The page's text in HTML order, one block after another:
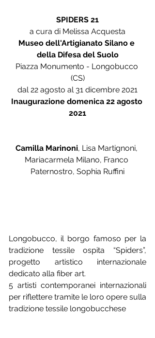
SPIDERS 21
a cura di Melissa Acquesta
Museo dell'Artigianato Silano e
della Difesa del Suolo
Piazza Monumento - Longobucco
(CS)
dal 22 agosto al 31 dicembre 2021
Inaugurazione domenica 22 agosto
2021
Camilla Marinoni, Lisa Martignoni,
Mariacarmela Milano, Franco
Paternostro, Sophia Ruffini
Longobucco, il borgo famoso per la
tradizione tessile ospita “Spiders”,
progetto artistico internazionale
dedicato alla fiber art.
5 artisti contemporanei internazionali
per riflettere tramite le loro opere sulla
tradizione tessile longobucchese